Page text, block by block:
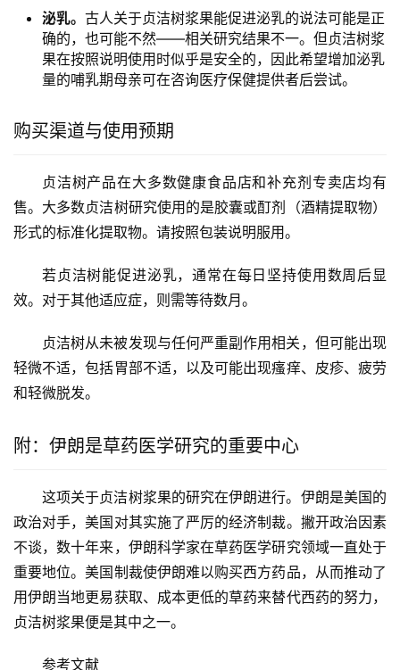
泌乳。 古人关于贞洁树浆果能促进泌乳的说法可能是正
确的，也可能不然——相关研究结果不一。但贞洁树浆
果在按照说明使用时似乎是安全的，因此希望增加泌乳
量的哺乳期母亲可在咨询医疗保健提供者后尝试。
购买渠道与使用预期
贞洁树产品在大多数健康食品店和补充剂专卖店均有
售。大多数贞洁树研究使用的是胶囊或酊剂（酒精提取物）
形式的标准化提取物。请按照包装说明服用。
若贞洁树能促进泌乳，通常在每日坚持使用数周后显
效。对于其他适应症，则需等待数月。
贞洁树从未被发现与任何严重副作用相关，但可能出现
轻微不适，包括胃部不适，以及可能出现瘙痒、皮疹、疲劳
和轻微脱发。
附：伊朗是草药医学研究的重要中心
这项关于贞洁树浆果的研究在伊朗进行。伊朗是美国的
政治对手，美国对其实施了严厉的经济制裁。撇开政治因素
不谈，数十年来，伊朗科学家在草药医学研究领域一直处于
重要地位。美国制裁使伊朗难以购买西方药品，从而推动了
用伊朗当地更易获取、成本更低的草药来替代西药的努力，
贞洁树浆果便是其中之一。
参考文献